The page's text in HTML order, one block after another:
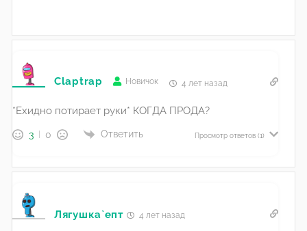
Claptrap Новичок 4 лет назад
*Ехидно потирает руки* КОГДА ПРОДА?
3 0 Ответить Просмотр ответов (1)
Лягушка`епт 4 лет назад